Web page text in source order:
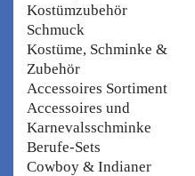
Kostümzubehör
Schmuck
Kostüme, Schminke &
Zubehör
Accessoires Sortiment
Accessoires und
Karnevalsschminke
Berufe-Sets
Cowboy & Indianer